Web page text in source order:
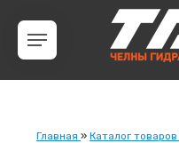
Главная » Каталог товаров